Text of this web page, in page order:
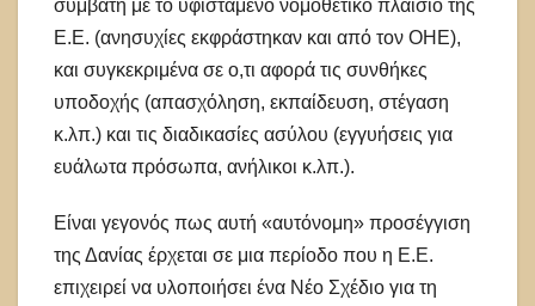
συμβατή με το υφιστάμενο νομοθετικό πλαίσιο της
Ε.Ε. (ανησυχίες εκφράστηκαν και από τον ΟΗΕ),
και συγκεκριμένα σε ο,τι αφορά τις συνθήκες
υποδοχής (απασχόληση, εκπαίδευση, στέγαση
κ.λπ.) και τις διαδικασίες ασύλου (εγγυήσεις για
ευάλωτα πρόσωπα, ανήλικοι κ.λπ.).
Είναι γεγονός πως αυτή «αυτόνομη» προσέγγιση
της Δανίας έρχεται σε μια περίοδο που η Ε.Ε.
επιχειρεί να υλοποιήσει ένα Νέο Σχέδιο για τη